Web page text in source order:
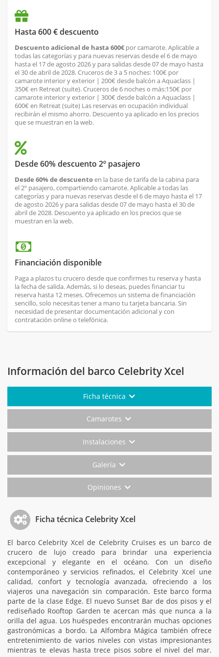
Hasta 600 € descuento
Descuento adicional de hasta 600€ por camarote. Aplicable a
todas las categorías y para nuevas reservas desde el 6 de mayo
hasta el 17 de agosto 2026 y para salidas desde 07 de mayo hasta
el 30 de abril de 2028. Cruceros de 3 a 5 noches: 100€ por
camarote interior y exterior | 200€ desde balcón a Aquaclass |
350€ en Retreat (suite). Cruceros de 6 noches o más:150€ por
camarote interior y exterior | 300€ desde balcón a Aquaclass |
600€ en Retreat (suite) Las reservas en ocupación individual
recibirán el mismo ahorro. Descuento ya aplicado en los precios
que se muestran en la web.
Desde 60% descuento 2º pasajero
Desde 60% de descuentoen la base de tarifa de la cabina para
el 2º pasajero, compartiendo camarote. Aplicable a todas las
categorías y para nuevas reservas desde el 6 de mayo hasta el 17
de agosto 2026 y para salidas desde 07 de mayo hasta el 30 de
abril de 2028. Descuento ya aplicado en los precios que se
muestran en la web.
Financiación disponible
Paga a plazos tu crucero desde que confirmes tu reserva y hasta
la fecha de salida. Además, si lo deseas, puedes financiar tu
reserva hasta 12 meses. Ofrecemos un sistema de financiación
sencillo, solo necesitas tener a mano tu tarjeta bancaria. Sin
necesidad de presentar documentación adicional y con
contratación online o telefónica.
Información del barco Celebrity Xcel
Ficha técnica
Camarotes
Instalaciones
Galería
Opiniones
Ficha técnica Celebrity Xcel
El barco Celebrity Xcel de Celebrity Cruises es un barco de
crucero de lujo creado para brindar una experiencia
excepcional y elegante en el océano. Con un diseño
contemporáneo y servicios refinados, el Celebrity Xcel une
calidad, confort y tecnología avanzada, ofreciendo a los
viajeros una navegación sin comparación. Este barco forma
parte de la clase Edge. El nuevo Sunset Bar de dos pisos y el
rediseñado Rooftop Garden te acercan más que nunca a la
orilla del agua. Los huéspedes encontrarán muchas opciones
gastronómicas a bordo. La Alfombra Mágica también ofrece
entretenimiento de varios niveles con vistas impresionantes
mientras te elevas hasta trece pisos sobre el nivel del mar.